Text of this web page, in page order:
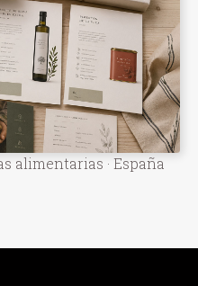
alimentarias · España